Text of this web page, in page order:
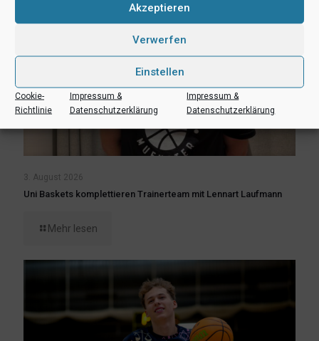
Akzeptieren
Verwerfen
Einstellen
Cookie-
Richtlinie
Impressum &
Datenschutzerklärung
Impressum &
Datenschutzerklärung
3. August 2026
Uni Baskets komplettieren Trainerteam mit Lennart Laufmann
Mehr lesen